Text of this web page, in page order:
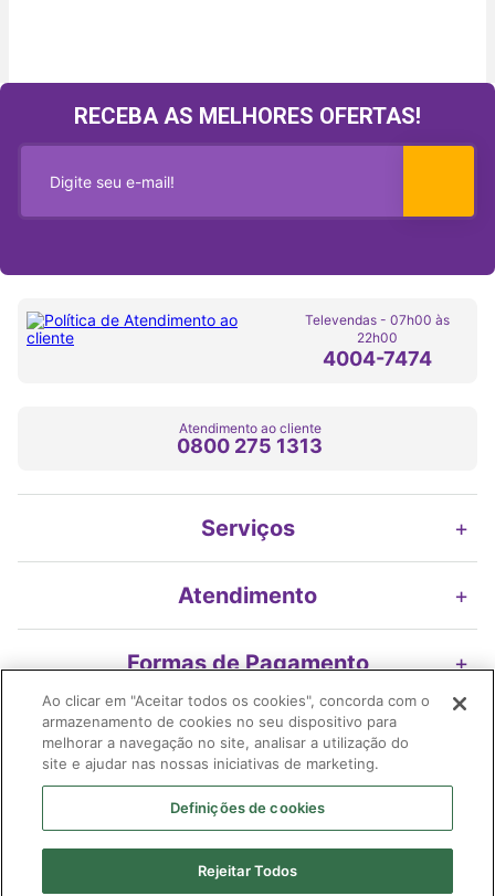
RECEBA AS MELHORES OFERTAS!
Televendas - 07h00 às
22h00
4004-7474
Atendimento ao cliente
0800 275 1313
Serviços +
Atendimento +
Formas de Pagamento +
Nossos Selos
Imifarma Produtos Farmacêuticos e Cosméticos S/A | Extrafarma |
04.899.316/0478-58| I.E. 119.116.200.116| Avenida Braz Leme, 2175 -
Ao clicar em "Aceitar todos os cookies", concorda com o
armazenamento de cookies no seu dispositivo para
melhorar a navegação no site, analisar a utilização do
site e ajudar nas nossas iniciativas de marketing.
Definições de cookies
Rejeitar Todos